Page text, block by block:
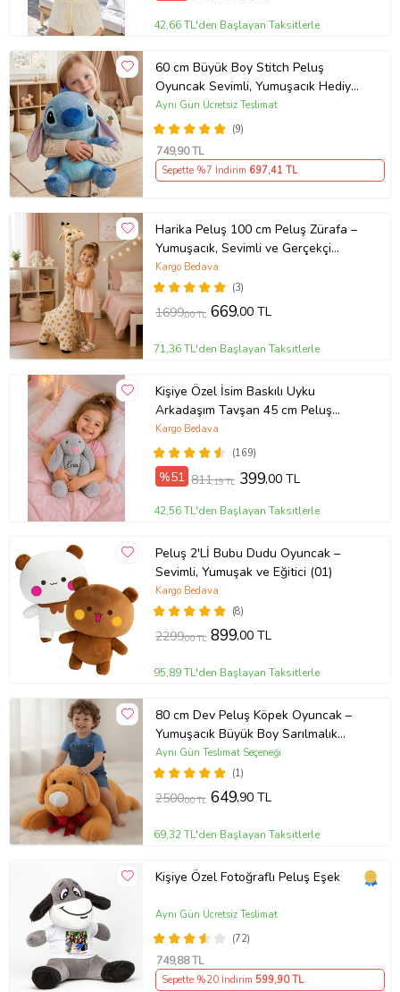
42,66 TL'den Başlayan Taksitlerle
60 cm Büyük Boy Stitch Peluş
Oyuncak Sevimli, Yumuşacık Hediye
& Koleksiyon Ürünü
(9)
Aynı Gün Ücretsiz Teslimat
749,90 TL
Sepette %7 İndirim 697,41 TL
Harika Peluş 100 cm Peluş Zürafa –
Yumuşacık, Sevimli ve Gerçekçi
Tasarım!
(3)
Kargo Bedava
1699,00 TL 669,00 TL
71,36 TL'den Başlayan Taksitlerle
Kişiye Özel İsim Baskılı Uyku
Arkadaşım Tavşan 45 cm Peluş
Tavşan (GRİ)
(169)
Kargo Bedava
%51 811,19 TL 399,00 TL
42,56 TL'den Başlayan Taksitlerle
Peluş 2'Lİ Bubu Dudu Oyuncak –
Sevimli, Yumuşak ve Eğitici (01)
(8)
Kargo Bedava
2299,00 TL 899,00 TL
95,89 TL'den Başlayan Taksitlerle
80 cm Dev Peluş Köpek Oyuncak –
Yumuşacık Büyük Boy Sarılmalık
Sevimli Köpek Pelüş Çocuk &
Sevgiliye Hediye
(1)
Aynı Gün Teslimat Seçeneği
2500,00 TL 649,90 TL
69,32 TL'den Başlayan Taksitlerle
Kişiye Özel Fotoğraflı Peluş Eşek
(72)
Aynı Gün Ücretsiz Teslimat
749,88 TL
Sepette %20 İndirim 599,90 TL